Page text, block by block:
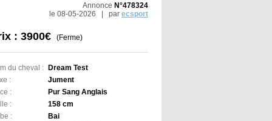
Annonce N°478324
le 08-05-2026 | par ecsport
: 3900€ (Ferme)
du cheval :
Dream Test
:
Jument
:
Pur Sang Anglais
:
158 cm
:
Bai